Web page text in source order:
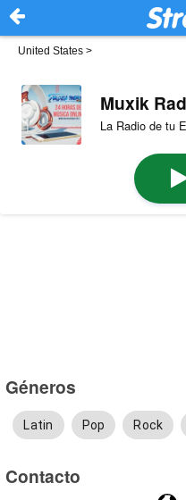
United States >
Muxik
La Radio de tu
Géneros
Latin Pop Rock
Contacto